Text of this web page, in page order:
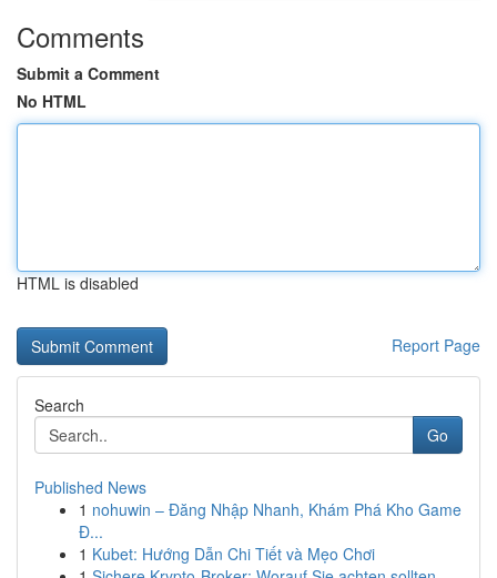
Comments
Submit a Comment
No HTML
HTML is disabled
Report Page
Search
Go
Published News
1 nohuwin – Đăng Nhập Nhanh, Khám Phá Kho Game
Đ...
1 Kubet: Hướng Dẫn Chi Tiết và Mẹo Chơi